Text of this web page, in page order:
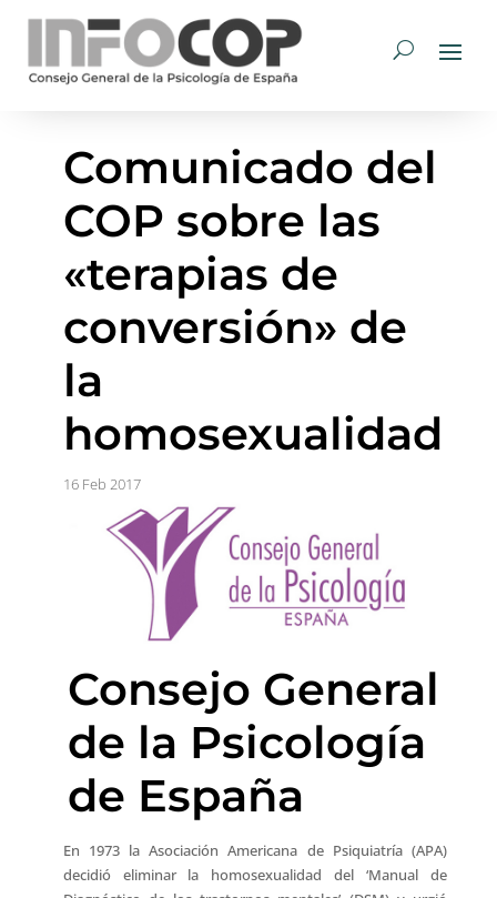
Comunicado del
COP sobre las
«terapias de
conversión» de
la
homosexualidad
16 Feb 2017
Consejo General
de la Psicología
de España
En 1973 la Asociación Americana de Psiquiatría (APA)
decidió eliminar la homosexualidad del ‘Manual de